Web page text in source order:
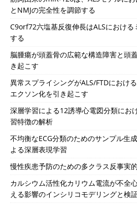
とNMJの完全性を調節する
C9orf72六塩基反復伸長はALSにおけ
する
脳腫瘍が頭蓋骨の広範な構造障害と頭
き起こす
異常スプライシングがALS/FTDにおけ
エクソン化を引き起こす
深層学習による12誘導心電図分類にお
習特徴の解析
不均衡なECG分類のためのサンプル生
よる深層表現学習
慢性疾患予防のための多クラス反事実
カルシウム活性化カリウム電流が不全
える影響のインシリコモデリングと検